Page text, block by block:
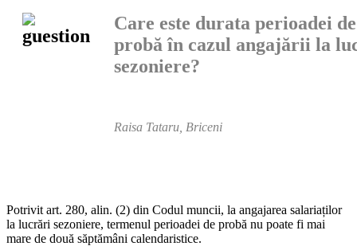
Care este durata perioadei de
probă în cazul angajării la
sezoniere?
Raisa Tataru, Briceni
Potrivit art. 280, alin. (2) din Codul muncii, la angajarea salariaților
la lucrări sezoniere, termenul perioadei de probă nu poate fi mai
mare de două săptămâni calendaristice.